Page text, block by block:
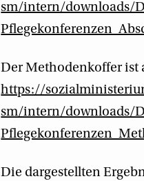
sm/intern/downloads/
Der Methodenkoffer ist
https://
sm/intern/downloads/
Die dargestellten